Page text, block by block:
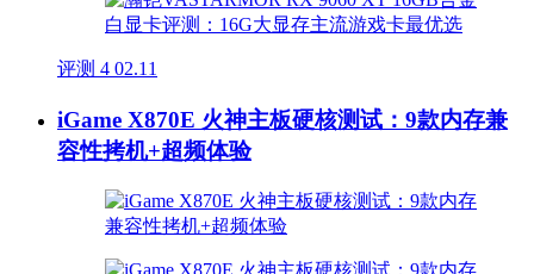
评测 4 02.11
iGame X870E 火神主板硬核测试：9款内存兼
容性拷机+超频体验